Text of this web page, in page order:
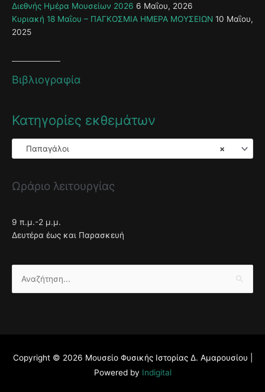
Διεθνής Ημέρα Μουσείων 2026 6 Μαΐου, 2026
Κυριακή 18 Μαΐου – ΠΑΓΚΟΣΜΙΑ ΗΜΕΡΑ ΜΟΥΣΕΙΩΝ 10 Μαΐου,
2025
Βιβλιογραφία
Κατηγορίες εκθεμάτων
×
Παπαγάλοι
Ωράριο λειτουργίας
9 π.μ.-2 μ.μ.
Δευτέρα έως και Παρασκευή
Αναζήτηση
για:
Copyright © 2026 Μουσείο Φυσικής Ιστορίας Δ. Αμαρουσίου
Powered by Indigital